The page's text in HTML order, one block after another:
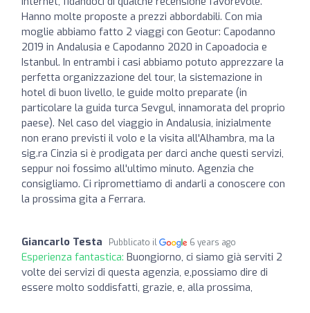
Hanno molte proposte a prezzi abbordabili. Con mia
moglie abbiamo fatto 2 viaggi con Geotur: Capodanno
2019 in Andalusia e Capodanno 2020 in Capoadocia e
Istanbul. In entrambi i casi abbiamo potuto apprezzare la
perfetta organizzazione del tour, la sistemazione in
hotel di buon livello, le guide molto preparate (in
particolare la guida turca Sevgul, innamorata del proprio
paese). Nel caso del viaggio in Andalusia, inizialmente
non erano previsti il volo e la visita all'Alhambra, ma la
sig.ra Cinzia si è prodigata per darci anche questi servizi,
seppur noi fossimo all'ultimo minuto. Agenzia che
consigliamo. Ci ripromettiamo di andarli a conoscere con
la prossima gita a Ferrara.
Giancarlo Testa Pubblicato il 6 years ago
Esperienza fantastica: Buongiorno, ci siamo già serviti 2
volte dei servizi di questa agenzia, e,possiamo dire di
essere molto soddisfatti, grazie, e, alla prossima,